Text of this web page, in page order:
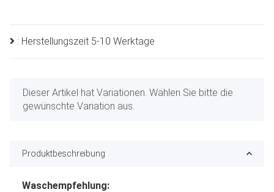
: Herstellungszeit 5-10 Werktage
x
Dieser Artikel hat Variationen. Wählen Sie bitte die
gewünschte Variation aus.
Produktbeschreibung
Waschempfehlung: